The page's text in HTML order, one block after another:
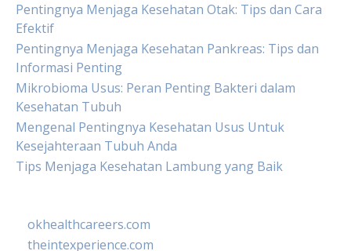
Pentingnya Menjaga Kesehatan Otak: Tips dan Cara
Efektif
Pentingnya Menjaga Kesehatan Pankreas: Tips dan
Informasi Penting
Mikrobioma Usus: Peran Penting Bakteri dalam
Kesehatan Tubuh
Mengenal Pentingnya Kesehatan Usus Untuk
Kesejahteraan Tubuh Anda
Tips Menjaga Kesehatan Lambung yang Baik
okhealthcareers.com
theintexperience.com